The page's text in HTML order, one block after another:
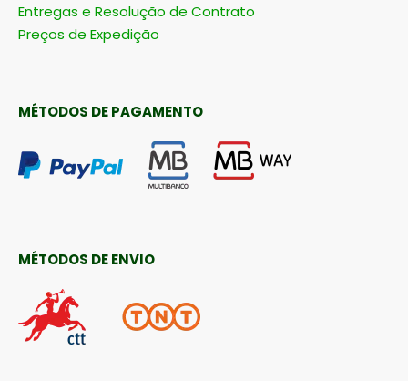
Entregas e Resolução de Contrato
Preços de Expedição
MÉTODOS DE PAGAMENTO
MÉTODOS DE ENVIO